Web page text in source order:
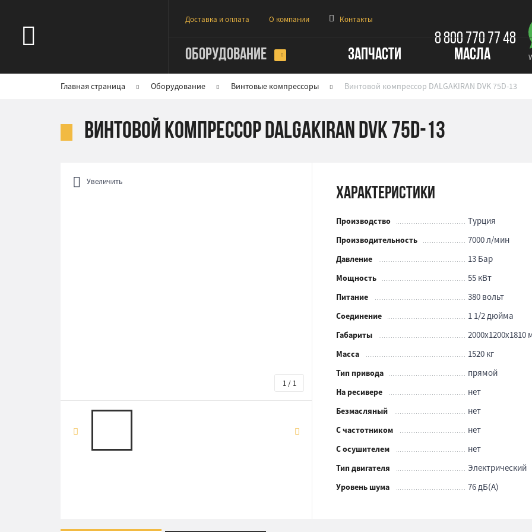
Доставка и оплата О компании Контакты
8 800 770 77 48
ОБОРУДОВАНИЕ ЗАПЧАСТИ МАСЛА
Главная страница Оборудование Винтовые компрессоры Винтовой компрессор DALGAKIRAN DVK 75D-13
Винтовой компрессор DALGAKIRAN DVK 75D-13
Увеличить
1 / 1
Характеристики
Производство Турция
Производительность 7000 л/мин
Давление 13 Бар
Мощность 55 кВт
Питание 380 вольт
Соединение 1 1/2 дюйма
Габариты 2000x1200x1810
Масса 1520 кг
Тип привода прямой
На ресивере нет
Безмасляный нет
С частотником нет
С осушителем нет
Тип двигателя Электрический
Уровень шума 76 дБ(А)